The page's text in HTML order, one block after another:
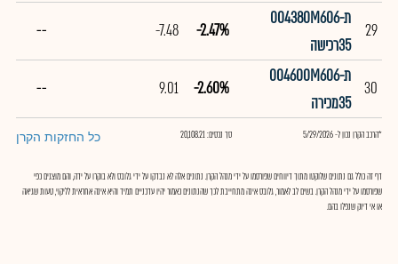
29
ת004380M606-
35רכישה
-2.47%
-7.48
--
30
ת004600M606-
35מכירה
-2.60%
9.01
--
*הרכב הקרן נכון ל- 5/29/2026 סך נכסים: 20,108.21 כל החזקות הקרן
דף זה כולל גם נתונים שלוקטו מתוך דיווחים שפורסמו על ידי מנהל הקרן. נתונים אלה לא נבדקו על ידי גלובס ולא בוקרו על ידה, והם מוצגים כפי
שפורסמו על ידי מנהל הקרן. בשים לב לאמור, גלובס אינה מתחייבת לכך שהנתונים כאמור יהיו עדכניים תמיד והיא אינה אחראית לליקוי, טעות שגיאה
או אי דיוק שנפלו בהם.